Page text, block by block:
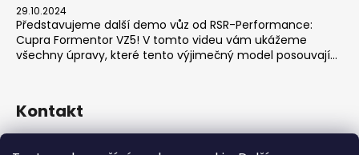
29.10.2024
Představujeme další demo vůz od RSR-Performance:
Cupra Formentor VZ5! V tomto videu vám ukážeme
všechny úpravy, které tento výjimečný model posouvají...
Kontakt